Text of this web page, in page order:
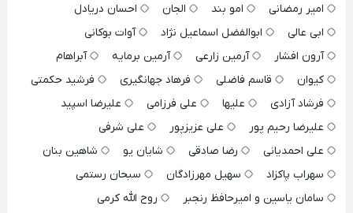
امیر رمضانی
امو بند الجان
احسان دریادل
ابی عالی
ابوالفضل اسماعیل نژاد
آوات بوکانی
آرون افشار
آرمین زارعی آرمین برمایه
آبراهام
کیوان
قاسم فاضلی فرهاد جهانگیری
فرشید حکمتی
فرشاد آزادی
علیها علی فرزامی
علیرضا اسپید
علیرضا رحیم پور
علی عزیزپور
علی شرفی
علی احمدیانی
رضا صادقی شایان یو
شاهین بنان
سهراب پاکزاد
سهیل مهرزادگان
سبحان رستمی
سامان یاسین و امیرحافظ رنجبر
روح الله کرمی